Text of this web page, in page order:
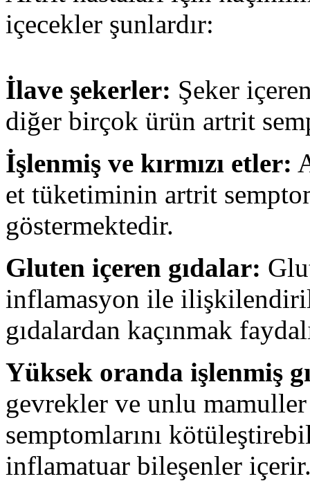
içecekler şunlardır:
İlave şekerler: Şeker
diğer birçok ürün artrit
İşlenmiş ve kırmızı etler:
et tüketiminin artrit
göstermektedir.
Gluten içeren gıdalar:
inflamasyon ile
gıdalardan kaçınmak
Yüksek oranda işlenmiş
gevrekler ve unlu
semptomlarını
inflamatuar bileşenler